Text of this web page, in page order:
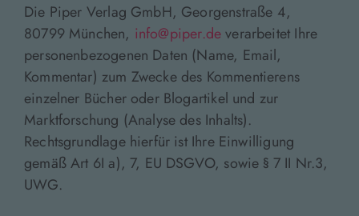
Die Piper Verlag GmbH, Georgenstraße 4,
80799 München, info@piper.deverarbeitet Ihre
personenbezogenen Daten (Name, Email,
Kommentar) zum Zwecke des Kommentierens
einzelner Bücher oder Blogartikel und zur
Marktforschung (Analyse des Inhalts).
Rechtsgrundlage hierfür ist Ihre Einwilligung
gemäß Art 6I a), 7, EU DSGVO, sowie § 7 II Nr.3,
UWG.